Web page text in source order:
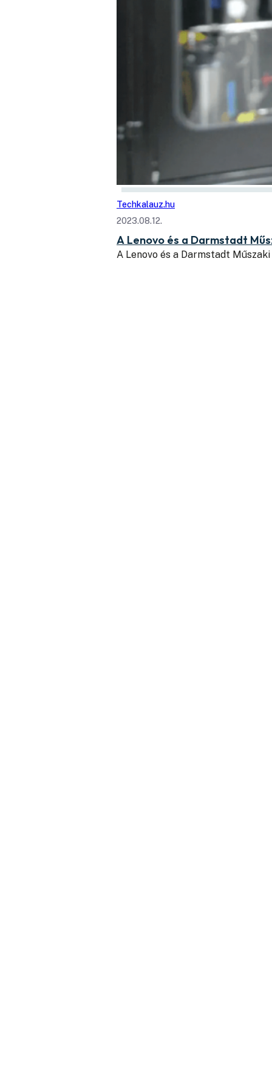
Techkalauz.hu
2023.08.12.
A Lenovo és a Darmstadt
A Lenovo és a Darmstadt